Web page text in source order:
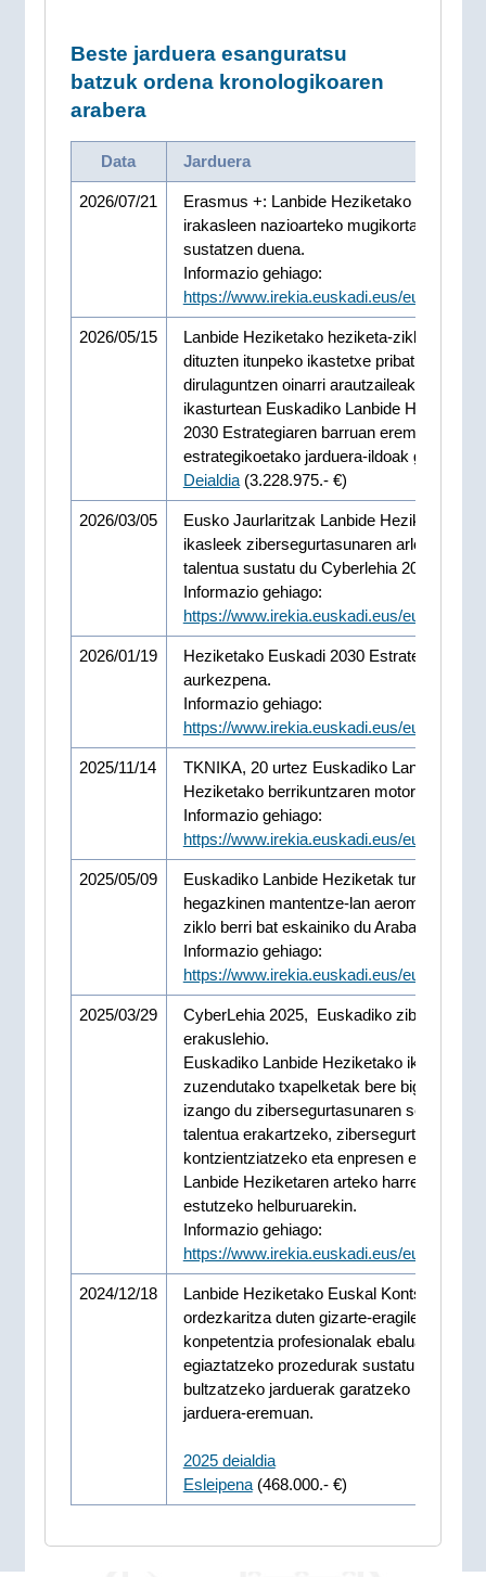
Beste jarduera esanguratsu
batzuk ordena kronologikoaren
arabera
Data Jarduera
2026/07/21
Erasmus +: Lanbide Heziketako ikasleen
irakasleen nazioarteko mugikortasuna
sustatzen duena.
Informazio gehiago:
https://www.irekia.euskadi.eus/eu/news/
2026/05/15
Lanbide Heziketako heziketa-zikloak
dituzten itunpeko ikastetxe pribatuentzako
dirulaguntzen oinarri arautzaileak, 2026-
ikasturtean Euskadiko Lanbide Heziketako
2030 Estrategiaren barruan eremu
estrategikoetako jarduera-ildoak
Deialdia(3.228.975.- €)
2026/03/05
Eusko Jaurlaritzak Lanbide Heziketako
ikasleek zibersegurtasunaren arloan duten
talentua sustatu du Cyberlehia 2026ko
Informazio gehiago:
https://www.irekia.euskadi.eus/eu/news/
2026/01/19
Heziketako Euskadi 2030 Estrategiaren
aurkezpena.
Informazio gehiago:
https://www.irekia.euskadi.eus/eu/news/
2025/11/14
TKNIKA, 20 urtez Euskadiko Lanbide
Heziketako berrikuntzaren motor gisa
Informazio gehiago:
https://www.irekia.euskadi.eus/eu/news/
2025/05/09
Euskadiko Lanbide Heziketak turbina
hegazkinen mantentze-lan
ziklo berri bat eskainiko du Araban.
Informazio gehiago:
https://www.irekia.euskadi.eus/eu/news/
2025/03/29
CyberLehia 2025, Euskadiko
erakuslehio.
Euskadiko Lanbide Heziketako ikastetxeei
zuzendutako txapelketak bere bigarren
izango du zibersegurtasunaren sektorera
talentua erakartzeko, zibersegurtasunean
kontzientziatzeko eta enpresen eta
Lanbide Heziketaren arteko harremana
estutzeko helburuarekin.
Informazio gehiago:
https://www.irekia.euskadi.eus/eu/news/
2024/12/18
Lanbide Heziketako Euskal Kontseiluan
ordezkaritza duten gizarte-eragileek
konpetentzia profesionalak ebaluatu eta
egiaztatzeko prozedurak sustatu eta
bultzatzeko jarduerak garatzeko beren
jarduera-eremuan.
2025 deialdia
Esleipena(468.000.- €)